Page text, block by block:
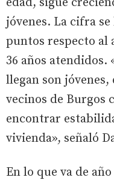
jóvenes. La cifra
puntos respecto al
36 años atendidos.
llegan son
vecinos de Burgos
encontrar
vivienda», señaló
En lo que va de